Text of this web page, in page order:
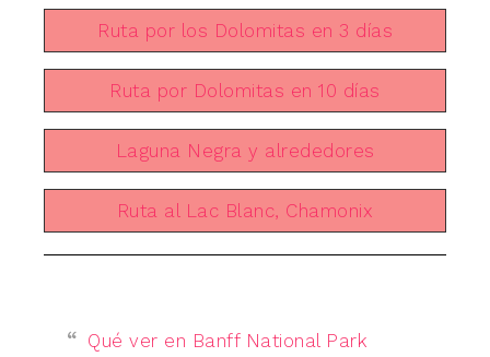
Ruta por los Dolomitas en 3 días
Ruta por Dolomitas en 10 días
Laguna Negra y alrededores
Ruta al Lac Blanc, Chamonix
Qué ver en Banff National Park